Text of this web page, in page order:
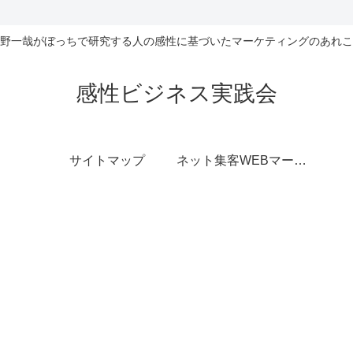
一哉がぼっちで研究する人の感性に基づいたマーケティングのあれ
感性ビジネス実践会
サイトマップ ネット集客WEBマーケティング無料相談室